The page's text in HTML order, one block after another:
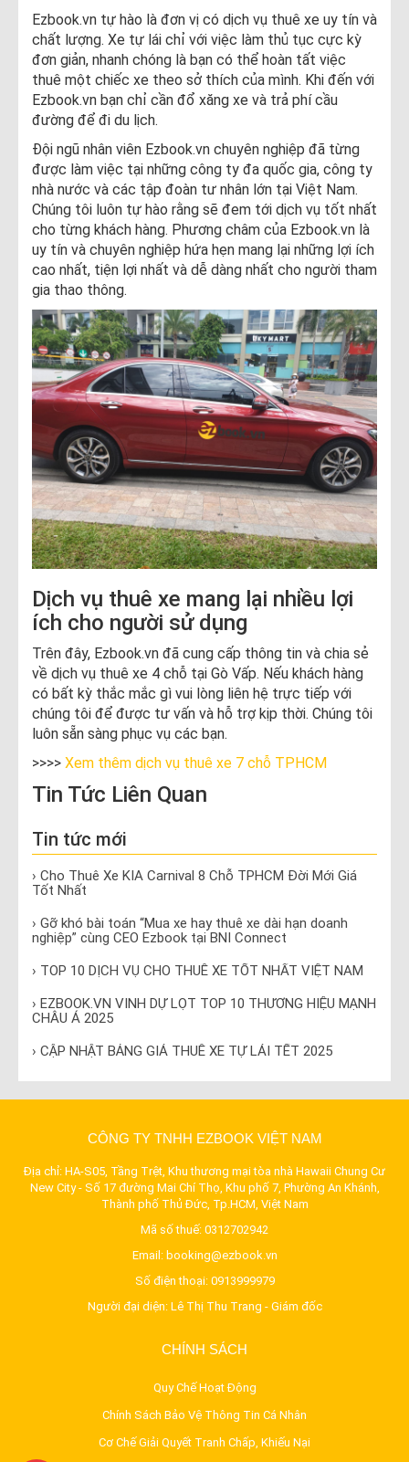
Ezbook.vn tự hào là đơn vị có dịch vụ thuê xe uy tín và
chất lượng. Xe tự lái chỉ với việc làm thủ tục cực kỳ
đơn giản, nhanh chóng là bạn có thể hoàn tất việc
thuê một chiếc xe theo sở thích của mình. Khi đến với
Ezbook.vn bạn chỉ cần đổ xăng xe và trả phí cầu
đường để đi du lịch.
Đội ngũ nhân viên Ezbook.vn chuyên nghiệp đã từng
được làm việc tại những công ty đa quốc gia, công ty
nhà nước và các tập đoàn tư nhân lớn tại Việt Nam.
Chúng tôi luôn tự hào rằng sẽ đem tới dịch vụ tốt nhất
cho từng khách hàng. Phương châm của Ezbook.vn là
uy tín và chuyên nghiệp hứa hẹn mang lại những lợi ích
cao nhất, tiện lợi nhất và dễ dàng nhất cho người tham
gia thao thông.
Dịch vụ thuê xe mang lại nhiều lợi
ích cho người sử dụng
Trên đây, Ezbook.vn đã cung cấp thông tin và chia sẻ
về dịch vụ thuê xe 4 chỗ tại Gò Vấp. Nếu khách hàng
có bất kỳ thắc mắc gì vui lòng liên hệ trực tiếp với
chúng tôi để được tư vấn và hỗ trợ kịp thời. Chúng tôi
luôn sẵn sàng phục vụ các bạn.
>>>> Xem thêm dịch vụ thuê xe 7 chỗ TPHCM
Tin Tức Liên Quan
Tin tức mới
› Cho Thuê Xe KIA Carnival 8 Chỗ TPHCM Đời Mới Giá
Tốt Nhất
› Gỡ khó bài toán “Mua xe hay thuê xe dài hạn doanh
nghiệp” cùng CEO Ezbook tại BNI Connect
› TOP 10 DỊCH VỤ CHO THUÊ XE TỐT NHẤT VIỆT NAM
› EZBOOK.VN VINH DỰ LỌT TOP 10 THƯƠNG HIỆU MẠNH
CHÂU Á 2025
› CẬP NHẬT BẢNG GIÁ THUÊ XE TỰ LÁI TẾT 2025
CÔNG TY TNHH EZBOOK VIỆT NAM
Địa chỉ: HA-S05, Tầng Trệt, Khu thương mại tòa nhà Hawaii Chung Cư
New City - Số 17 đường Mai Chí Thọ, Khu phố 7, Phường An Khánh,
Thành phố Thủ Đức, Tp.HCM, Việt Nam
Mã số thuế: 0312702942
Email: booking@ezbook.vn
Số điện thoại: 0913999979
Người đại diện: Lê Thị Thu Trang - Giám đốc
CHÍNH SÁCH
Quy Chế Hoạt Động
Chính Sách Bảo Vệ Thông Tin Cá Nhân
Cơ Chế Giải Quyết Tranh Chấp, Khiếu Nại